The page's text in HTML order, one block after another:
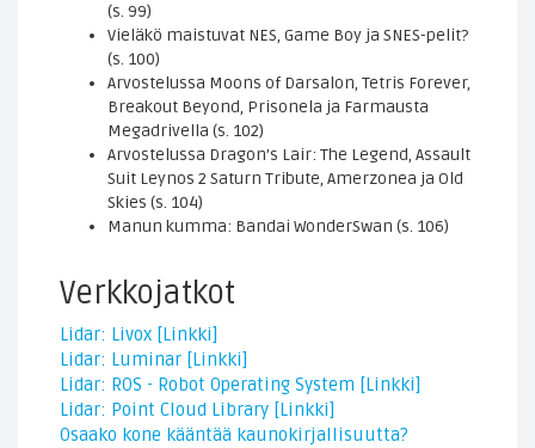
(s. 99)
Vieläkö maistuvat NES, Game Boy ja SNES-pelit?
(s. 100)
Arvostelussa Moons of Darsalon, Tetris Forever,
Breakout Beyond, Prisonela ja Farmausta
Megadrivella (s. 102)
Arvostelussa Dragon’s Lair: The Legend, Assault
Suit Leynos 2 Saturn Tribute, Amerzonea ja Old
Skies (s. 104)
Manun kumma: Bandai WonderSwan (s. 106)
Verkkojatkot
Lidar: Livox [Linkki]
Lidar: Luminar [Linkki]
Lidar: ROS - Robot Operating System [Linkki]
Lidar: Point Cloud Library [Linkki]
Osaako kone kääntää kaunokirjallisuutta?